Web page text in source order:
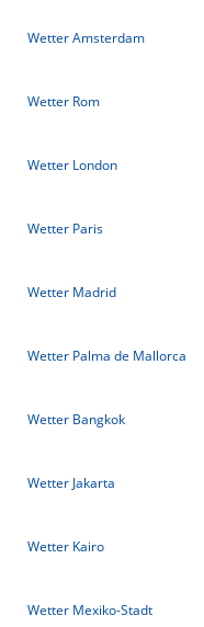
Wetter Amsterdam
Wetter Rom
Wetter London
Wetter Paris
Wetter Madrid
Wetter Palma de Mallorca
Wetter Bangkok
Wetter Jakarta
Wetter Kairo
Wetter Mexiko-Stadt